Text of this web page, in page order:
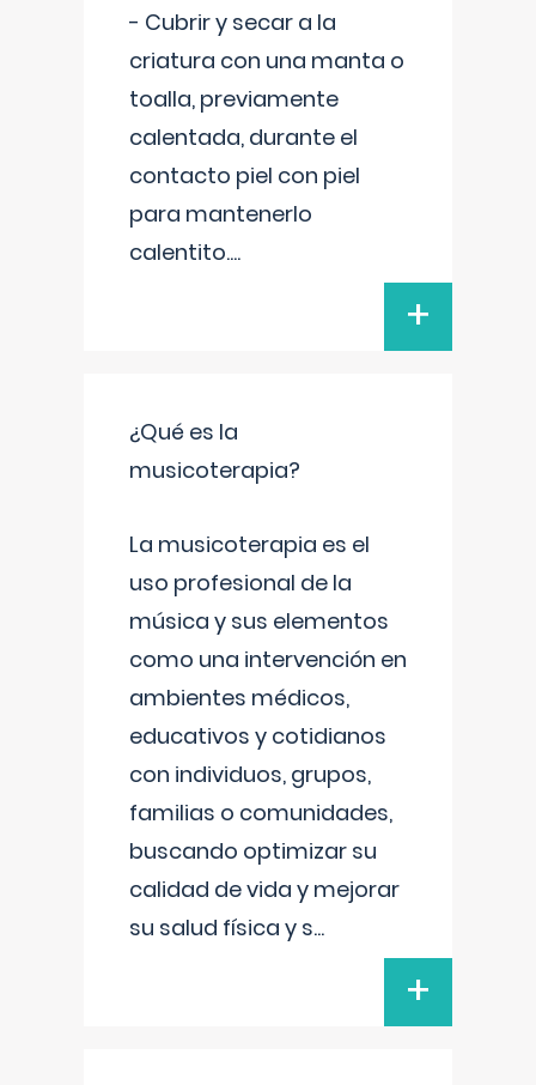
- Cubrir y secar a la
criatura con una manta o
toalla, previamente
calentada, durante el
contacto piel con piel
para mantenerlo
calentito....
+
¿Qué es la
musicoterapia?
La musicoterapia es el
uso profesional de la
música y sus elementos
como una intervención en
ambientes médicos,
educativos y cotidianos
con individuos, grupos,
familias o comunidades,
buscando optimizar su
calidad de vida y mejorar
su salud física y s...
+